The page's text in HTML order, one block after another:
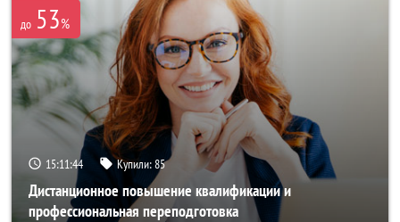
до 53%
15:11:40 Купили:85
Дистанционное повышение квалификации и
профессиональная переподготовка